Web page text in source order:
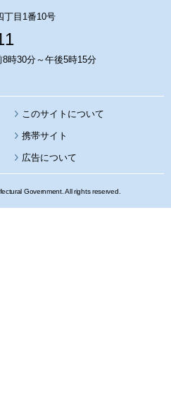
目1番10号
時30分～午後5時15分
このサイトについて
携帯サイト
広告について
Government. All rights reserved.